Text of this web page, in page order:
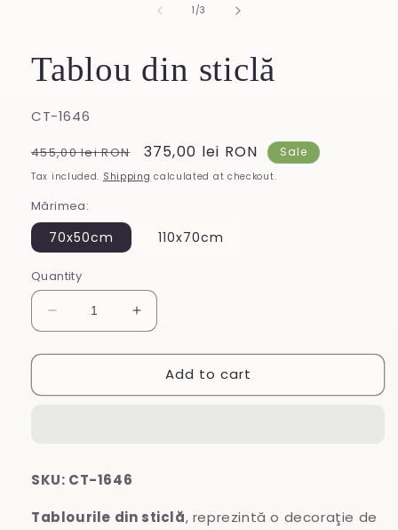
1 /of
3
Tablou din sticlă
SKU:
CT-1646
Regular
price
455,00 lei RON
Sale
price
375,00 lei RON Sale
Tax included. Shipping calculated at checkout.
Mărimea:
70x50cm 110x70cm
Quantity
Decrease
quantity
for
din
Increase
quantity
for
Tablou
din
Add to cart
SKU: CT-1646
Tablourile din sticlă, reprezintă o decoraţie de